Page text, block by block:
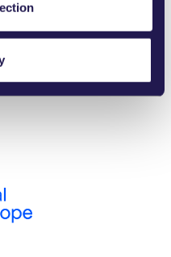
par šo iniciatīvu arī
la